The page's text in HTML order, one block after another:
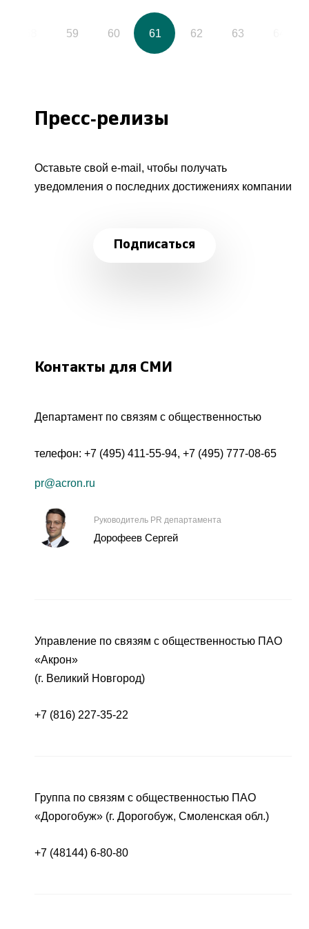
59 60 61 62 63
Пресс-релизы
Оставьте свой e-mail, чтобы получать
уведомления о последних достижениях компании
Подписаться
Контакты для СМИ
Департамент по связям с общественностью
телефон: +7 (495) 411-55-94, +7 (495) 777-08-65
pr@acron.ru
Руководитель PR департамента
Дорофеев Сергей
Управление по связям с общественностью ПАО
«Акрон»
(г. Великий Новгород)
+7 (816) 227-35-22
Группа по связям с общественностью ПАО
«Дорогобуж» (г. Дорогобуж, Смоленская обл.)
+7 (48144) 6-80-80